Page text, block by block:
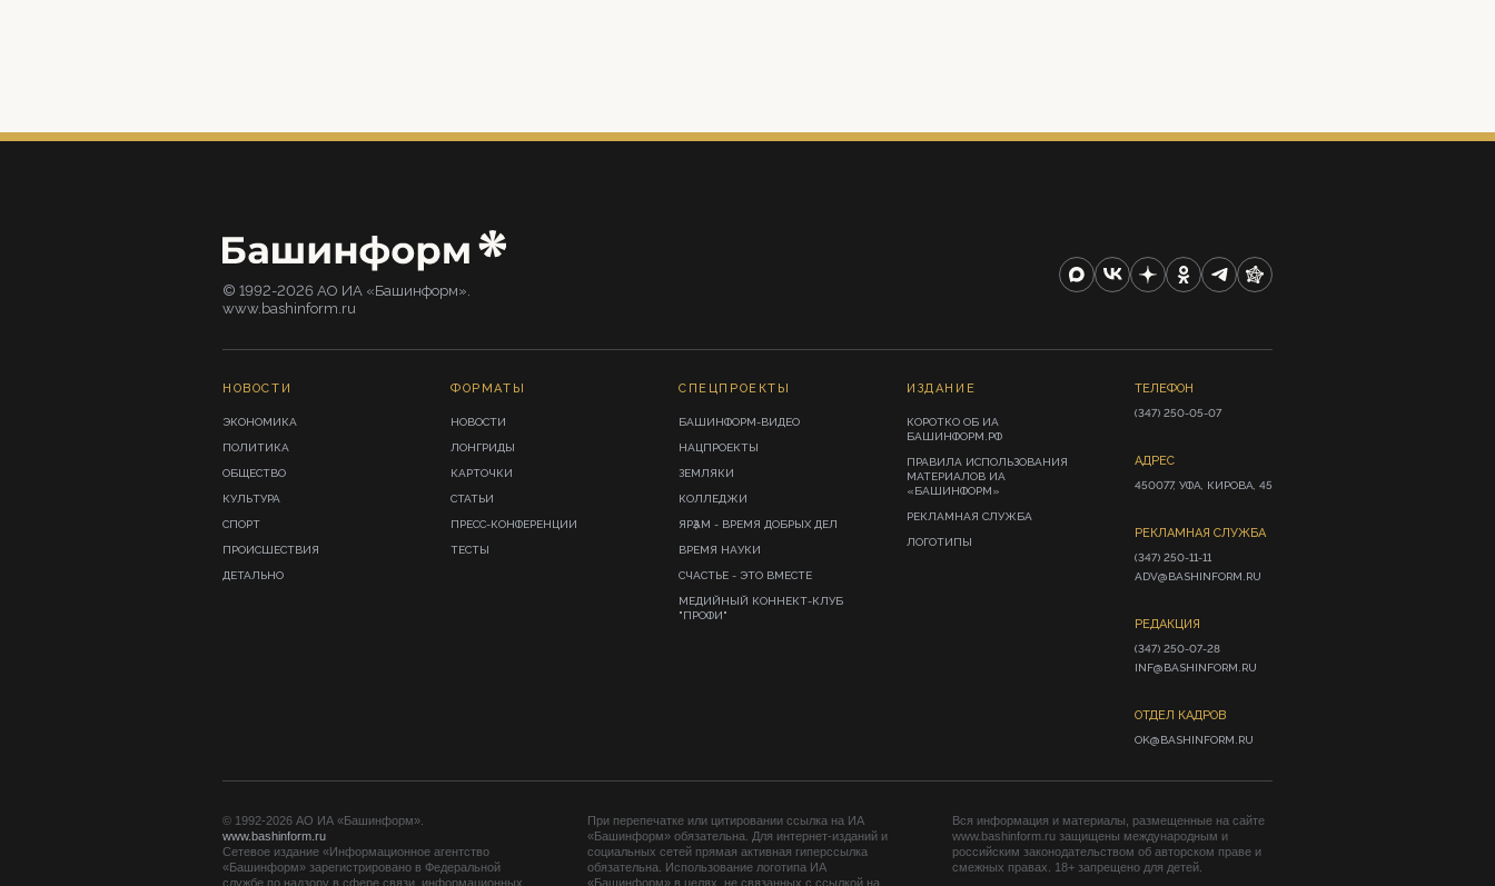
© 1992-2026 АО ИА «Башинформ».
www.bashinform.ru
НОВОСТИ
ЭКОНОМИКА
ПОЛИТИКА
ОБЩЕСТВО
КУЛЬТУРА
СПОРТ
ПРОИСШЕСТВИЯ
ДЕТАЛЬНО
ФОРМАТЫ
НОВОСТИ
ЛОНГРИДЫ
КАРТОЧКИ
СТАТЬИ
ПРЕСС-КОНФЕРЕНЦИИ
ТЕСТЫ
СПЕЦПРОЕКТЫ
БАШИНФОРМ-ВИДЕО
НАЦПРОЕКТЫ
ЗЕМЛЯКИ
КОЛЛЕДЖИ
ЯРҘАМ - ВРЕМЯ ДОБРЫХ ДЕЛ
ВРЕМЯ НАУКИ
СЧАСТЬЕ - ЭТО ВМЕСТЕ
МЕДИЙНЫЙ КОННЕКТ-КЛУБ
"ПРОФИ"
ИЗДАНИЕ
КОРОТКО ОБ ИА
БАШИНФОРМ.РФ
ПРАВИЛА ИСПОЛЬЗОВАНИЯ
МАТЕРИАЛОВ ИА
«БАШИНФОРМ»
РЕКЛАМНАЯ СЛУЖБА
ЛОГОТИПЫ
ТЕЛЕФОН
(347) 250-05-07
АДРЕС
450077, УФА, КИРОВА, 45
РЕКЛАМНАЯ СЛУЖБА
(347) 250-11-11
ADV@BASHINFORM.RU
РЕДАКЦИЯ
(347) 250-07-28
INF@BASHINFORM.RU
ОТДЕЛ КАДРОВ
OK@BASHINFORM.RU
© 1992-2026 АО ИА «Башинформ».
www.bashinform.ru
Сетевое издание «Информационное агентство
«Башинформ» зарегистрировано в Федеральной
службе по надзору в сфере связи, информационных
При перепечатке или цитировании ссылка на ИА
«Башинформ» обязательна. Для интернет-изданий и
социальных сетей прямая активная гиперссылка
обязательна. Использование логотипа ИА
«Башинформ» в целях, не связанных с ссылкой на
Вся информация и материалы, размещенные на сайте
www.bashinform.ru защищены международным и
российским законодательством об авторском праве и
смежных правах. 18+ запрещено для детей.